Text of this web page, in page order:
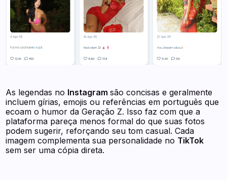
As legendas no Instagramsão concisas e geralmente
incluem gírias, emojis ou referências em português que
ecoam o humor da Geração Z. Isso faz com que a
plataforma pareça menos formal do que suas fotos
podem sugerir, reforçando seu tom casual. Cada
imagem complementa sua personalidade no TikTok
sem ser uma cópia direta.